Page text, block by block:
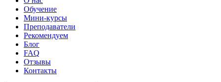
Обучение
Мини-курсы
Преподаватели
Рекомендуем
Блог
FAQ
Отзывы
Контакты